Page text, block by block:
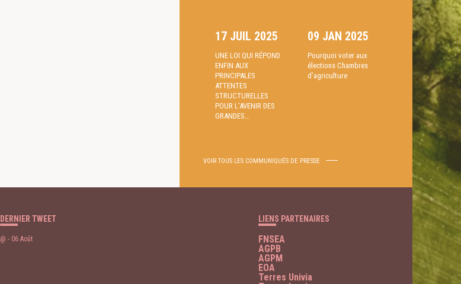
17 JUIL 2025
UNE LOI QUI RÉPOND
ENFIN AUX
PRINCIPALES
ATTENTES
STRUCTURELLES
POUR L’AVENIR DES
GRANDES…
09 JAN 2025
Pourquoi voter aux
élections Chambres
d’agriculture
VOIR TOUS LES COMMUNIQUÉS DE PRESSE
DERNIER TWEET
@ - 06 Août
LIENS PARTENAIRES
FNSEA
AGPB
AGPM
EOA
Terres Univia